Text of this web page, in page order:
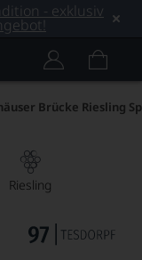
- exklusiv
Brücke Riesling
Riesling